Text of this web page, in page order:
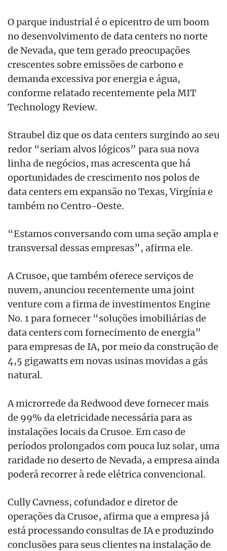
O parque industrial é o epicentro de um boom
no desenvolvimento de data centers no norte
de Nevada, que tem gerado preocupações
crescentes sobre emissões de carbono e
demanda excessiva por energia e água,
conforme relatado recentemente pela MIT
Technology Review.
Straubel diz que os data centers surgindo ao seu
redor “seriam alvos lógicos” para sua nova
linha de negócios, mas acrescenta que há
oportunidades de crescimento nos polos de
data centers em expansão no Texas, Virgínia e
também no Centro-Oeste.
“Estamos conversando com uma seção ampla e
transversal dessas empresas”, afirma ele.
A Crusoe, que também oferece serviços de
nuvem, anunciou recentemente uma joint
venture com a firma de investimentos Engine
No. 1 para fornecer “soluções imobiliárias de
data centers com fornecimento de energia”
para empresas de IA, por meio da construção de
4,5 gigawatts em novas usinas movidas a gás
natural.
A microrrede da Redwood deve fornecer mais
de 99% da eletricidade necessária para as
instalações locais da Crusoe. Em caso de
períodos prolongados com pouca luz solar, uma
raridade no deserto de Nevada, a empresa ainda
poderá recorrer à rede elétrica convencional.
Cully Cavness, cofundador e diretor de
operações da Crusoe, afirma que a empresa já
está processando consultas de IA e produzindo
conclusões para seus clientes na instalação de